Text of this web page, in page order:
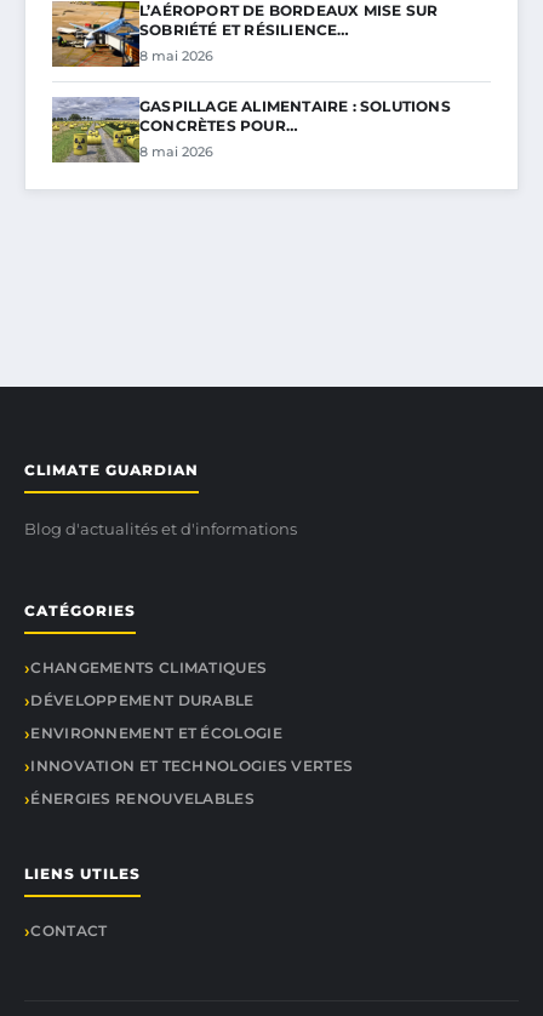
L’AÉROPORT DE BORDEAUX MISE SUR
SOBRIÉTÉ ET RÉSILIENCE…
8 mai 2026
GASPILLAGE ALIMENTAIRE : SOLUTIONS
CONCRÈTES POUR…
8 mai 2026
CLIMATE GUARDIAN
Blog d'actualités et d'informations
CATÉGORIES
CHANGEMENTS CLIMATIQUES
DÉVELOPPEMENT DURABLE
ENVIRONNEMENT ET ÉCOLOGIE
INNOVATION ET TECHNOLOGIES VERTES
ÉNERGIES RENOUVELABLES
LIENS UTILES
CONTACT